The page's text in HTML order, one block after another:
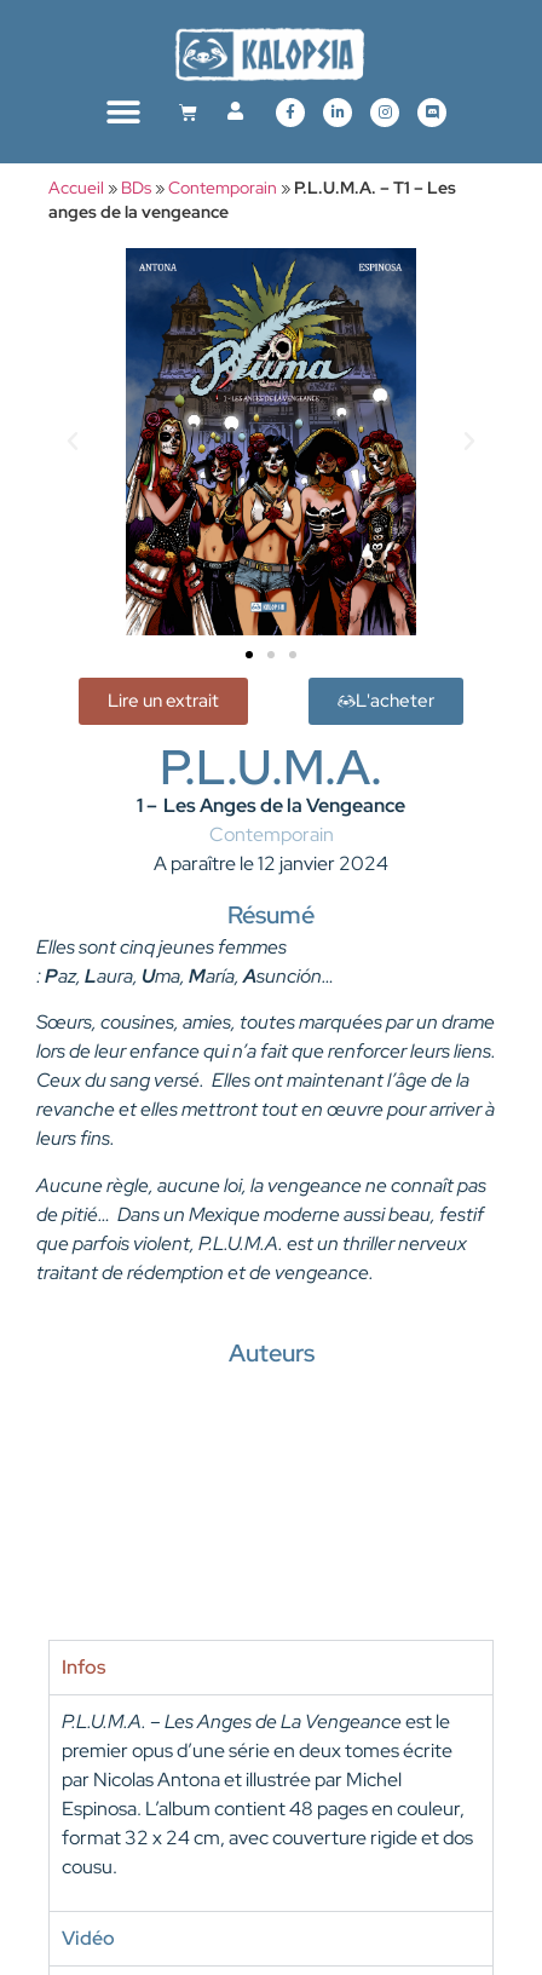
Accueil » BDs »Contemporain » P.L.U.M.A. – T1 – Les
anges de la vengeance
Lire un extrait L'acheter
P.L.U.M.A.
1 – Les Anges de la Vengeance
Contemporain
A paraître le 12 janvier 2024
Résumé
Elles sont cinq jeunes femmes
:Paz, Laura, Uma, María,Asunción…
Sœurs, cousines, amies, toutes marquées par un drame
lors de leur enfance qui n’a fait que renforcer leurs liens.
Ceux du sang versé. Elles ont maintenant l’âge de la
revanche et elles mettront tout en œuvre pour arriver à
leurs fins.
Aucune règle, aucune loi, la vengeance ne connaît pas
de pitié… Dans un Mexique moderne aussi beau, festif
que parfois violent, P.L.U.M.A. est un thriller nerveux
traitant de rédemption et de vengeance.
Auteurs
Infos
P.L.U.M.A. – Les Anges de La Vengeanceest le
premier opus d’une série en deux tomes écrite
par Nicolas Antona et illustrée par Michel
Espinosa. L’album contient 48 pages en couleur,
format 32 x 24 cm, avec couverture rigide et dos
cousu.
Vidéo